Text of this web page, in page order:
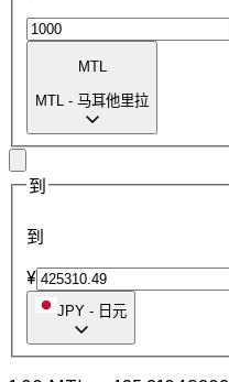
MTL
MTL - 马耳他里拉
到
到
¥
JPY - 日元